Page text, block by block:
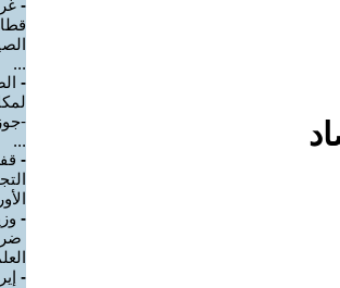
-
...
-
-
...
-
-
-